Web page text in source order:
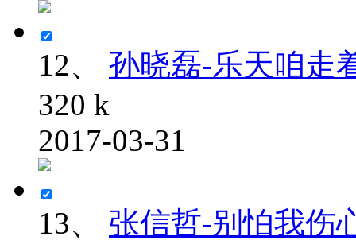
12、
孙晓磊-乐天咱走
320 k
2017-03-31
13、
张信哲-别怕我伤